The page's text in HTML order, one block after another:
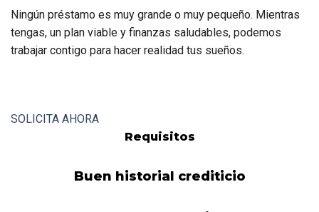
Ningún préstamo es muy grande o muy pequeño. Mientras
tengas, un plan viable y finanzas saludables, podemos
trabajar contigo para hacer realidad tus sueños.
SOLICITA AHORA
Requisitos
Buen historial crediticio